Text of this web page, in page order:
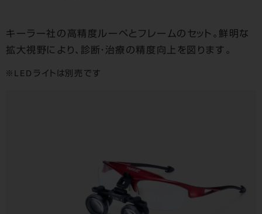
キーラー社の高精度ルーペとフレームのセット。 鮮明な
拡大視野により、診断・治療の精度向上を図ります。
LEDライトは別売です